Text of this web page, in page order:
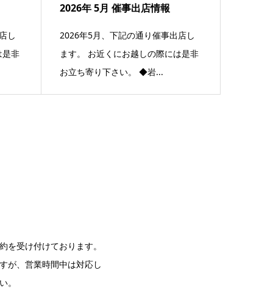
し
是非
2026年 5月 催事出店情報
2026年5月、下記の通り催事出店し
ます。 お近くにお越しの際には是非
お立ち寄り下さい。 ◆岩...
を受け付けております。
が、営業時間中は対応し
。